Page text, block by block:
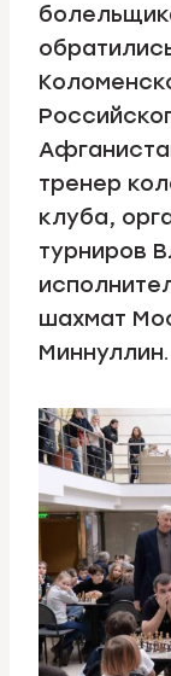
тренер
клуба,
турниров
шахмат
Миннуллин.